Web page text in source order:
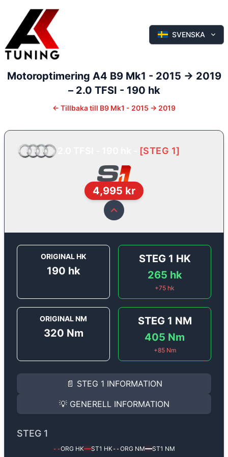
SVENSKA
Motoroptimering A4 B9 Mk1 - 2015 -> 2019
– 2.0 TFSI - 190 hk
← Tillbaka till B9 Mk1 - 2015 -> 2019
[STEG 1]
4,995 kr
ORIGINAL HK
190 hk
STEG 1 HK
265 hk
+75 hk
ORIGINAL NM
320 Nm
STEG 1 NM
405 Nm
+85Nm
📄 STEG 1 INFORMATION
INFORMATION
Steg 1
Audi A4 2.0 TFSI - 190 hk.
Effekten ökar från190 hktill265 hkoch
(+75 hk & +85 Nm).
Ger mer effekt, högre vridmoment, lägre
Steg 1 mjukvara justerar vi ett antal
💡 GENERELL INFORMATION
✅ All mjukvara är skräddarsydd för din bil
✅ Felsökning inann samt efter optimering
STEG 1
--ORG HK━━ST1 HK--ORG NM━━ST1 NM